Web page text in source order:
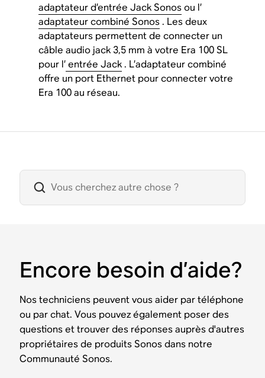
adaptateur d’entrée Jack Sonosou l’
adaptateur combiné Sonos. Les deux
adaptateurs permettent de connecter un
câble audio jack 3,5 mm à votre Era 100 SL
pour l’entrée Jack. L’adaptateur combiné
offre un port Ethernet pour connecter votre
Era 100 au réseau.
Encore besoin d’aide?
Nos techniciens peuvent vous aider par téléphone
ou par chat. Vous pouvez également poser des
questions et trouver des réponses auprès d'autres
propriétaires de produits Sonos dans notre
Communauté Sonos.